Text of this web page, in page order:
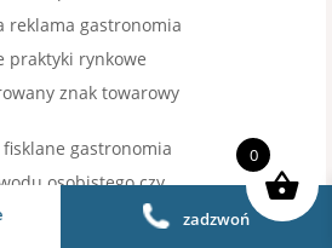
reklama gastronomia
praktyki rynkowe
znak towarowy
fisklane gastronomia
osobistego czy
zadzwoń
0